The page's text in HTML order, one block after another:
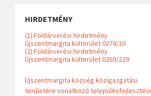
HIRDETMÉNY
(1) Földárverési hirdetmény
Újszentmargita külterület 0274/10
(2) Földárverési hirdetmény
Újszentmargita külterület 0269/229
Újszentmargita község közigazgatási
területére vonatkozó településfejlesztési